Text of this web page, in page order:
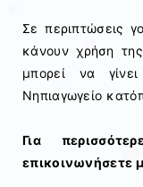
Σε περιπτώσεις
κάνουν χρήση
μπορεί να
Νηπιαγωγείο
Για
επικοινωνήσετε